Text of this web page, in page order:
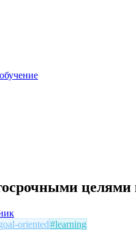
целями
oriented#learning